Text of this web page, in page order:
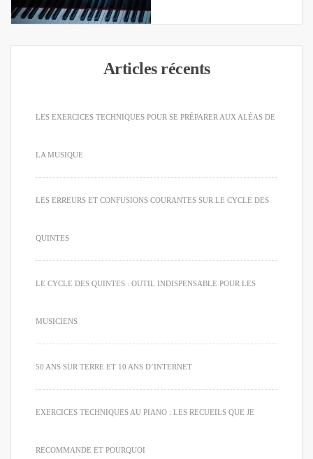
Articles récents
LES EXERCICES TECHNIQUES POUR SE PRÉPARER AUX ALÉAS DE
LA MUSIQUE
LES ERREURS ET CONFUSIONS COURANTES SUR LE CYCLE DES
QUINTES
LE CYCLE DES QUINTES : OUTIL INDISPENSABLE POUR LES
MUSICIENS
50 ANS SUR TERRE ET 10 ANS D’INTERNET
EXERCICES TECHNIQUES AU PIANO : LES RECUEILS QUE JE
RECOMMANDE ET POURQUOI